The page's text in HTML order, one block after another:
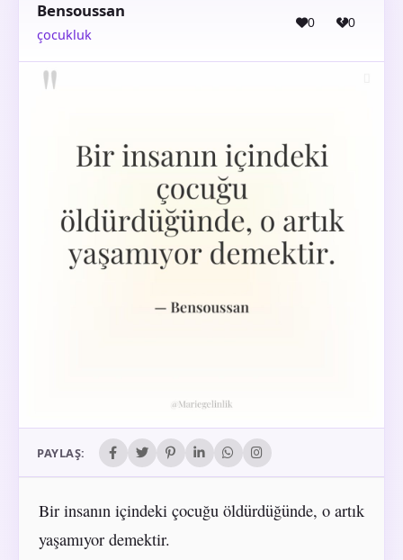
Bensoussan
çocukluk
0 0
PAYLAŞ:
Bir insanın içindeki çocuğu öldürdüğünde, o artık
yaşamıyor demektir.